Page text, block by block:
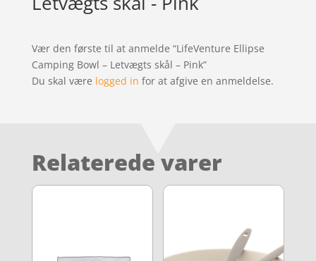
Vær den første til at anmelde “LifeVenture Ellipse
Camping Bowl – Letvægts skål – Pink”
Du skal være logged in for at afgive en anmeldelse.
Relaterede varer